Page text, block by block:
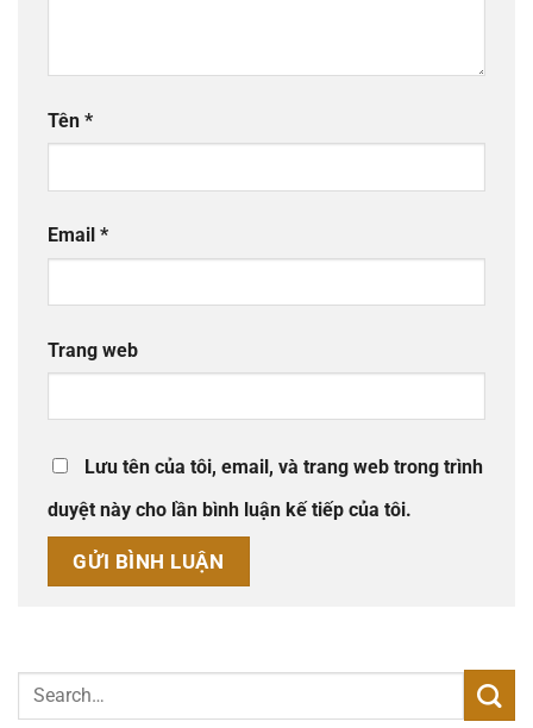
Tên *
Email *
Trang web
Lưu tên của tôi, email, và trang web trong trình
duyệt này cho lần bình luận kế tiếp của tôi.